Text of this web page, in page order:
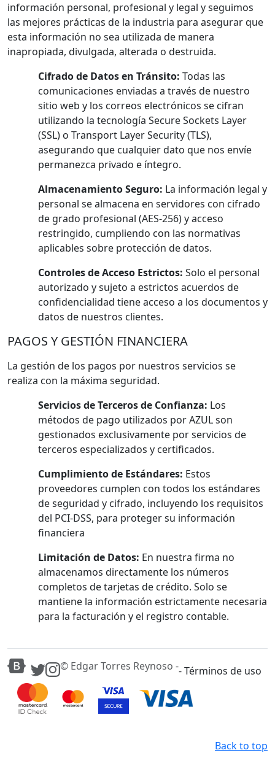
información personal, profesional y legal y seguimos
las mejores prácticas de la industria para asegurar que
esta información no sea utilizada de manera
inapropiada, divulgada, alterada o destruida.
Cifrado de Datos en Tránsito: Todas las
comunicaciones enviadas a través de nuestro
sitio web y los correos electrónicos se cifran
utilizando la tecnología Secure Sockets Layer
(SSL) o Transport Layer Security (TLS),
asegurando que cualquier dato que nos envíe
permanezca privado e íntegro.
Almacenamiento Seguro: La información legal y
personal se almacena en servidores con cifrado
de grado profesional (AES-256) y acceso
restringido, cumpliendo con las normativas
aplicables sobre protección de datos.
Controles de Acceso Estrictos: Solo el personal
autorizado y sujeto a estrictos acuerdos de
confidencialidad tiene acceso a los documentos y
datos de nuestros clientes.
PAGOS Y GESTIÓN FINANCIERA
La gestión de los pagos por nuestros servicios se
realiza con la máxima seguridad.
Servicios de Terceros de Confianza: Los
métodos de pago utilizados por AZUL son
gestionados exclusivamente por servicios de
terceros especializados y certificados.
Cumplimiento de Estándares: Estos
proveedores cumplen con todos los estándares
de seguridad y cifrado, incluyendo los requisitos
del PCI-DSS, para proteger su información
financiera
Limitación de Datos: En nuestra firma no
almacenamos directamente los números
completos de tarjetas de crédito. Solo se
mantiene la información estrictamente necesaria
para la facturación y el registro contable.
© Edgar Torres Reynoso -- Términos de uso
Back to top